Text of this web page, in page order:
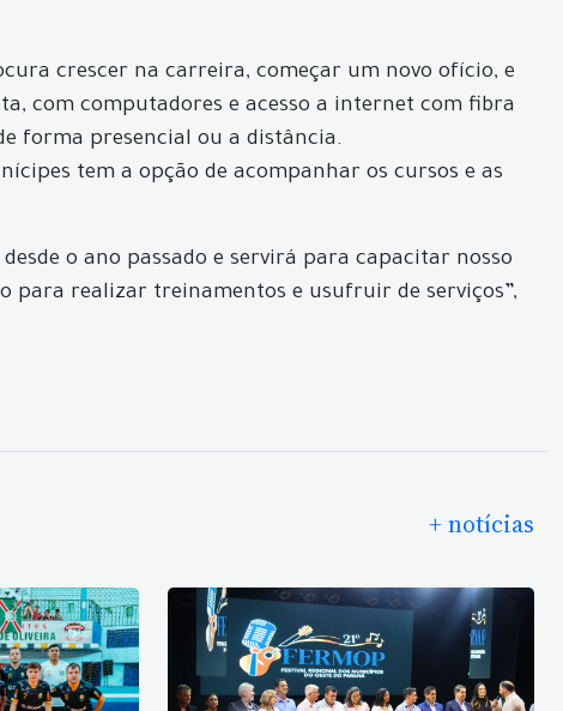
crescer na carreira, começar um novo ofício, e
com computadores e acesso a internet com fibra
forma presencial ou a distância.
tem a opção de acompanhar os cursos e as
o ano passado e servirá para capacitar nosso
para realizar treinamentos e usufruir de serviços”,
+ notícias